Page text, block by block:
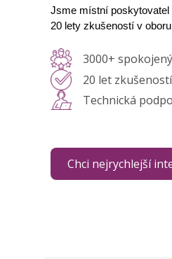
Jsme místní poskytovatel
20 lety zkušeností v
3000+
20 let zkušeností
Technická
Chci nejrychlejší